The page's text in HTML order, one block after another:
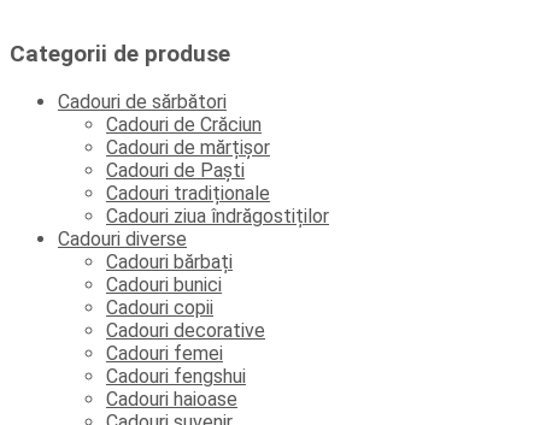
Categorii de produse
Cadouri de sărbători
Cadouri de Crăciun
Cadouri de mărțișor
Cadouri de Paști
Cadouri tradiționale
Cadouri ziua îndrăgostiților
Cadouri diverse
Cadouri bărbați
Cadouri bunici
Cadouri copii
Cadouri decorative
Cadouri femei
Cadouri fengshui
Cadouri haioase